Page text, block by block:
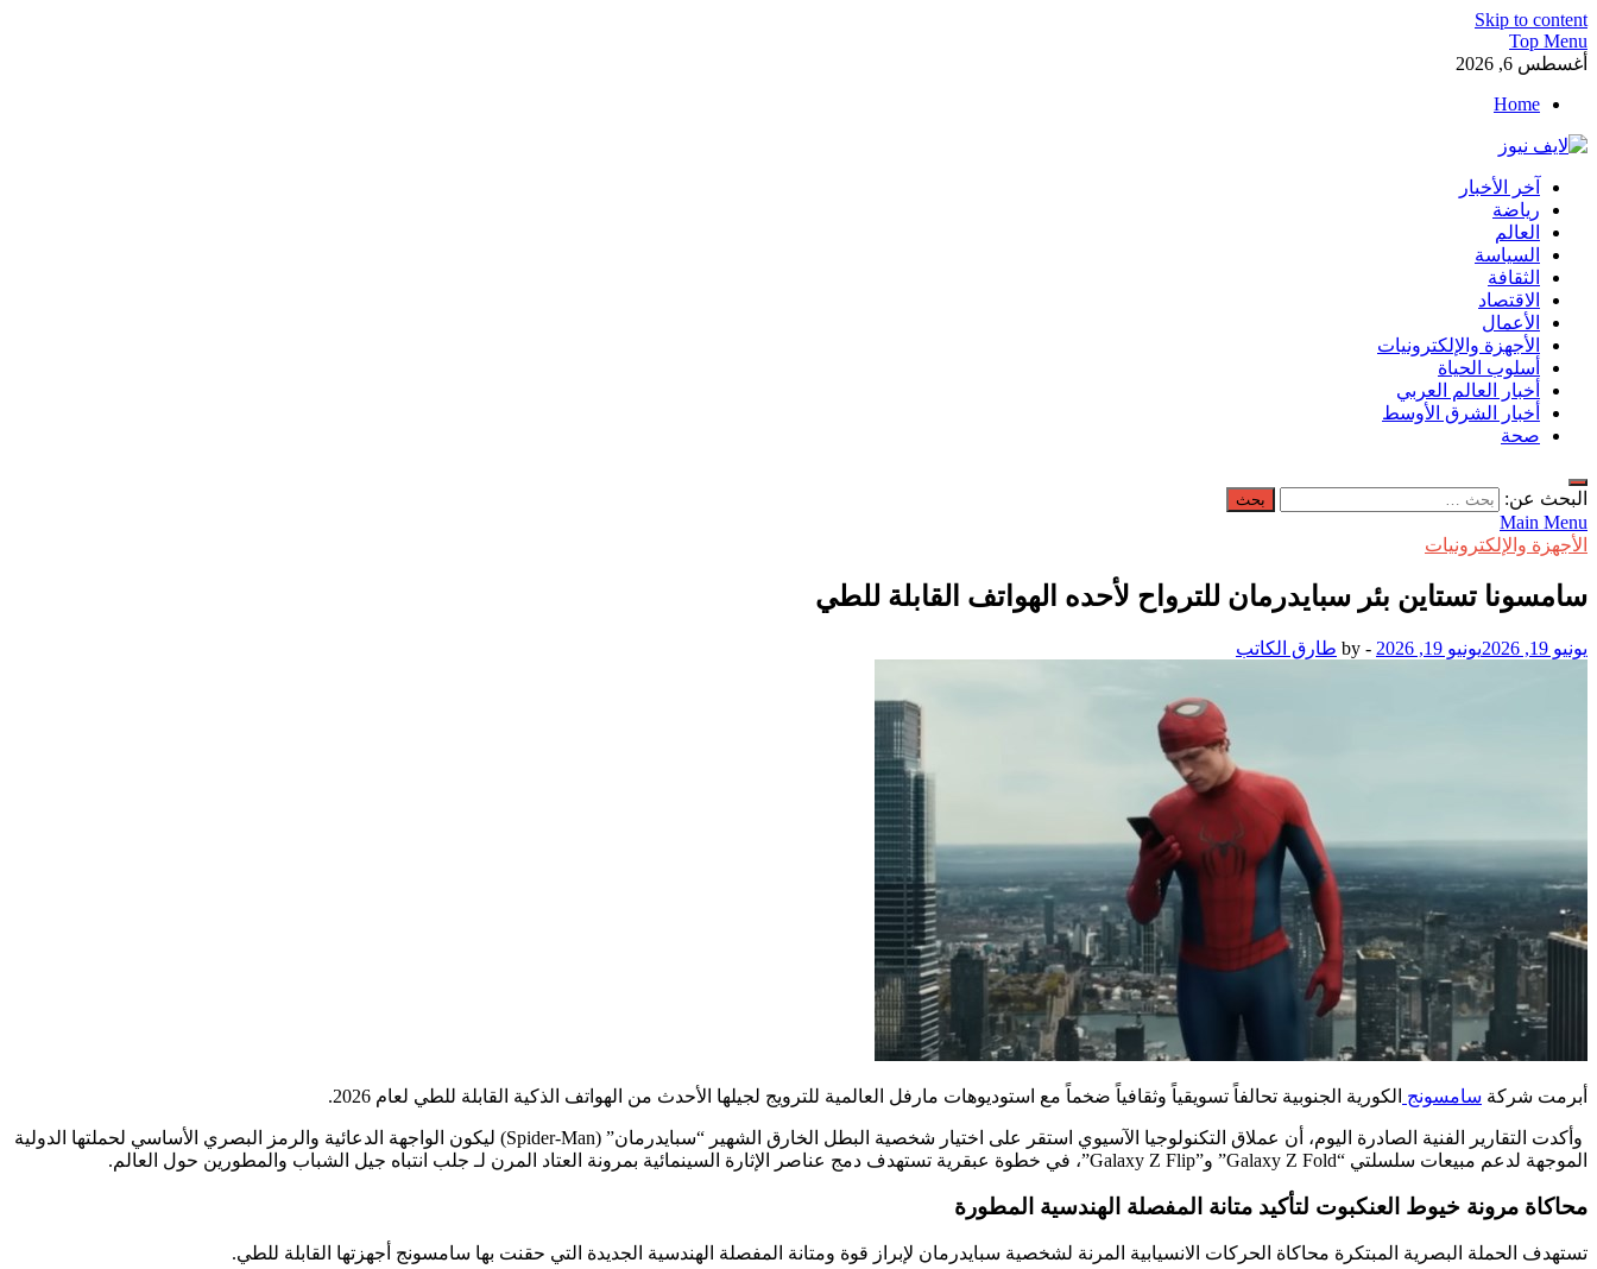
Skip to content
Top Menu
أغسطس 6, 2026
Home
لايف نيوز
آخر الأخبار العاجلة لحظة بلحظة من العالم العربي والعالم
آخر الأخبار
رياضة
العالم
السياسة
الثقافة
الاقتصاد
الأعمال
الأجهزة والإلكترونيات
أسلوب الحياة
أخبار العالم العربي
أخبار الشرق الأوسط
صحة
البحث عن:
Main Menu
الأجهزة والإلكترونيات
سامسونا تستاين بئر سبايدرمان للترواح لأحده الهواتف القابلة للطي
يونيو 19, 2026 يونيو 19, 2026 -
by طارق الكاتب
أبرمت شركة سامسونج الكورية الجنوبية تحالفاً تسويقياً وثقافياً ضخماً مع استوديوهات مارفل العالمية للترويج لجيلها الأحدث من الهواتف الذكية القابلة للطي لعام 2026.
وأكدت التقارير الفنية الصادرة اليوم، أن عملاق التكنولوجيا الآسيوي استقر على اختيار شخصية البطل الخارق الشهير “سبايدرمان” (Spider-Man) ليكون الواجهة الدعائية والرمز البصري الأساسي لحملتها الدولية
الموجهة لدعم مبيعات سلسلتي “Galaxy Z Fold” و”Galaxy Z Flip”، في خطوة عبقرية تستهدف دمج عناصر الإثارة السينمائية بمرونة العتاد المرن لـ جلب انتباه جيل الشباب والمطورين حول العالم.
محاكاة مرونة خيوط العنكبوت لتأكيد متانة المفصلة الهندسية المطورة
تستهدف الحملة البصرية المبتكرة محاكاة الحركات الانسيابية المرنة لشخصية سبايدرمان لإبراز قوة ومتانة المفصلة الهندسية الجديدة التي حقنت بها سامسونج أجهزتها القابلة للطي.